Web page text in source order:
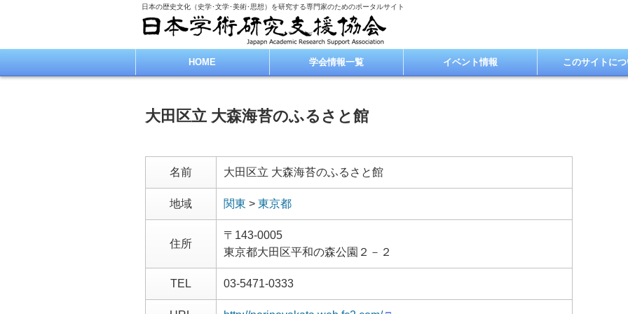
日本の歴史文化（史学･文学･美術･思想）を研究する専門家のためのポータルサイト
HOME 学会情報一覧 イベント情報 このサイトに
大田区立 大森海苔のふるさと館
名前 大田区立 大森海苔のふるさと館
地域 関東 > 東京都
住所
〒143-0005
東京都大田区平和の森公園２－２
TEL 03-5471-0333